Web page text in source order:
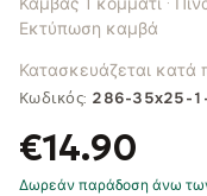
Εκτύπωση καμβά
Κατασκευάζεται κατά
Κωδικός: 286-35x25-
€14.90
Δωρεάν παράδοση άνω